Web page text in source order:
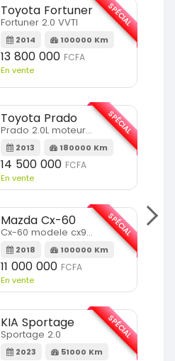
Toyota Fortuner
Fortuner 2.0 VVTI
2014 100000 Km
13 800 000 FCFA
En vente
SPÉCIAL
Toyota Prado
Prado 2.0L moteur d4d
2013 180000 Km
14 500 000 FCFA
En vente
SPÉCIAL
Mazda Cx-60
Cx-60 modele cx9 full option
2018 100000 Km
11 000 000 FCFA
En vente
SPÉCIAL
KIA Sportage
Sportage 2.0
2023 51000 Km
SPÉCIAL